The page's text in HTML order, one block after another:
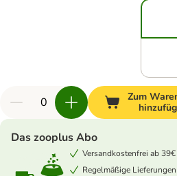
Zum
Das zooplus Abo
Versandkostenfrei ab 39€
Regelmäßige